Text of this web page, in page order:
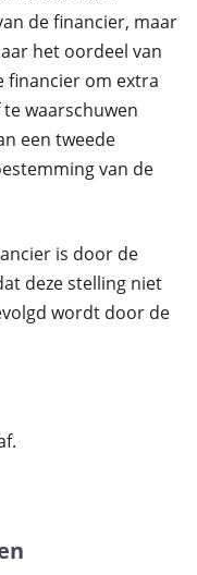
de financier, maar
het oordeel van
financier om extra
waarschuwen
een tweede
van de
is door de
deze stelling niet
wordt door de